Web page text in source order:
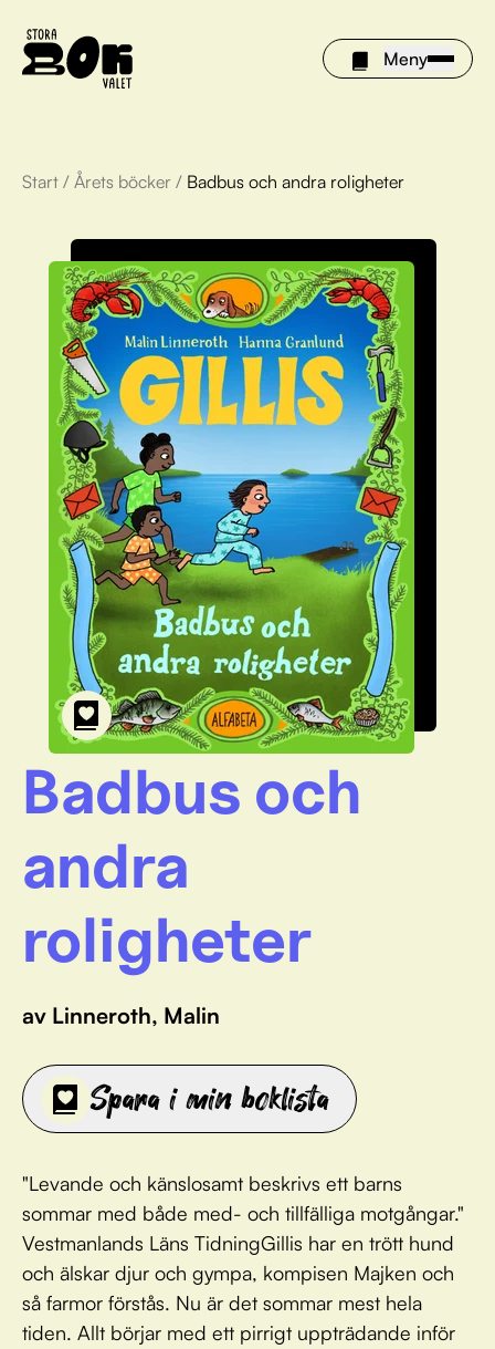
Meny
Årets böcker
Om Stora bokvalet
Olivia tipsar
Vinnare
FAQ
För bibliotek
Start / Årets böcker / Badbus och andra roligheter
Badbus och
andra
roligheter
av Linneroth, Malin
Spara i min boklista
"Levande och känslosamt beskrivs ett barns
sommar med både med- och tillfälliga motgångar."
Vestmanlands Läns TidningGillis har en trött hund
och älskar djur och gympa, kompisen Majken och
så farmor förstås. Nu är det sommar mest hela
tiden. Allt börjar med ett pirrigt uppträdande inför